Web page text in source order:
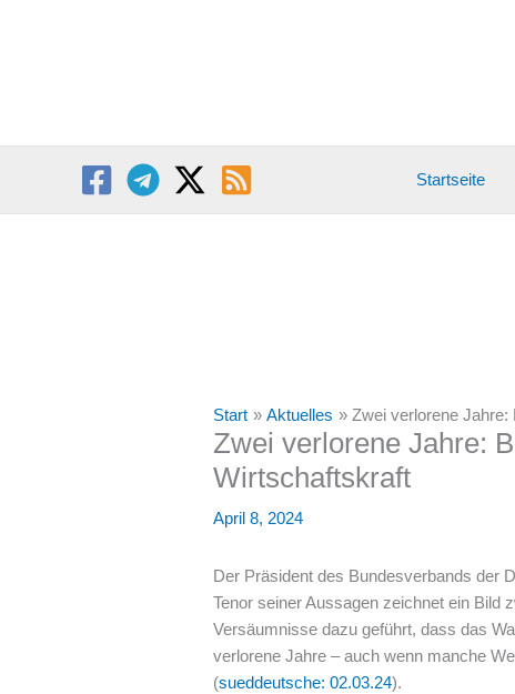
Startseite
Start Aktuelles Zwei verlorene
Zwei verlorene Jahre:
Wirtschaftskraft
April 8, 2024
Der Präsident des Bundesverbands der
Tenor seiner Aussagen zeichnet ein Bild
Versäumnisse dazu geführt, dass das
verlorene Jahre – auch wenn manche
(sueddeutsche: 02.03.24).